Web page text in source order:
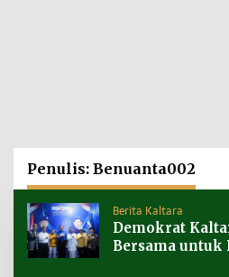
Penulis: Benuanta002
Berita Kaltara
Demokrat
Bersama untuk